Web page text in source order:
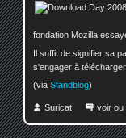
fondation Mozilla
Il suffit de signifier sa
s'engager à
(via Standblog)
Suricat voir ou